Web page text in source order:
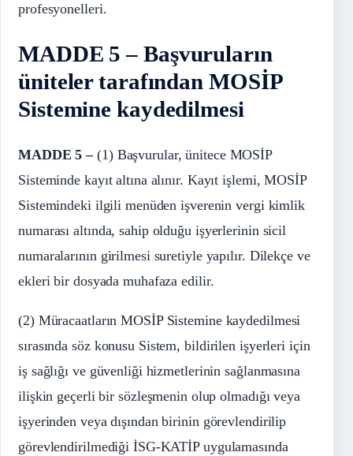
profesyonelleri.
MADDE 5 – Başvuruların
üniteler tarafından MOSİP
Sistemine kaydedilmesi
MADDE 5 – (1) Başvurular, ünitece MOSİP
Sisteminde kayıt altına alınır. Kayıt işlemi, MOSİP
Sistemindeki ilgili menüden işverenin vergi kimlik
numarası altında, sahip olduğu işyerlerinin sicil
numaralarının girilmesi suretiyle yapılır. Dilekçe ve
ekleri bir dosyada muhafaza edilir.
(2) Müracaatların MOSİP Sistemine kaydedilmesi
sırasında söz konusu Sistem, bildirilen işyerleri için
iş sağlığı ve güvenliği hizmetlerinin sağlanmasına
ilişkin geçerli bir sözleşmenin olup olmadığı veya
işyerinden veya dışından birinin görevlendirilip
görevlendirilmediği İSG-KATİP uygulamasında